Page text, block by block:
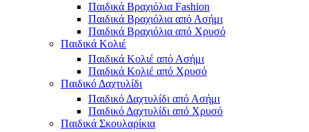
Παιδικά Βραχιόλια Fashion
Παιδικά Βραχιόλια από Ασήμι
Παιδικά Βραχιόλια από Χρυσό
Παιδικά Κολιέ
Παιδικά Κολιέ από Ασήμι
Παιδικά Κολιέ από Χρυσό
Παιδικό Δαχτυλίδι
Παιδικό Δαχτυλίδι από Ασήμι
Παιδικό Δαχτυλίδι από Χρυσό
Παιδικά Σκουλαρίκια